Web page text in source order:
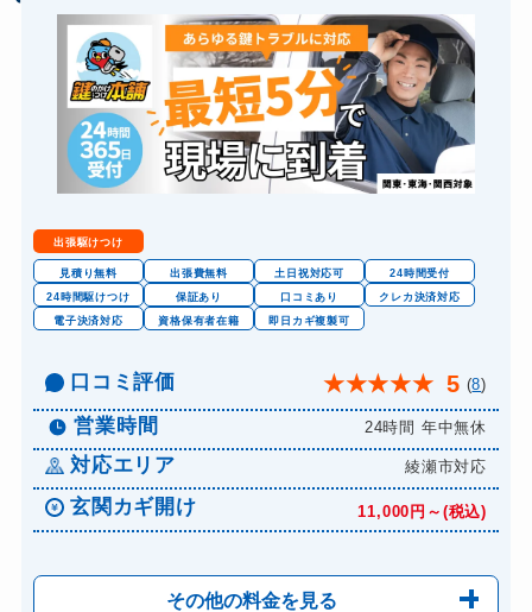
バイクカギ作成 16,500円～(税込)
スーツケースカギ開け 8,800円～(税込)
スーツケースカギ作成 8,800円～(税込)
金庫カギ開け 14,300円～(税込)
金庫カギ修理 11,000円～(税込)
金庫カギ交換
ロッカーカギ開け 8,800円～(税込)
ドアノブカギ開け 10,780円～(税込)
ドアノブカギ交換 11,000円～(税込)
出張駆けつけ
見積り無料 出張費無料 土日祝対応可
24時間受付
24時間駆けつけ
保証あり 口コミあり
クレカ決済対応
電子決済対応
資格保有者在籍 即日カギ複製可
口コミ評価 ★★★★★ 5 (8)
営業時間 24時間 年中無休
対応エリア 綾瀬市対応
玄関カギ開け 11,000円～(税込)
その他の料金を見る